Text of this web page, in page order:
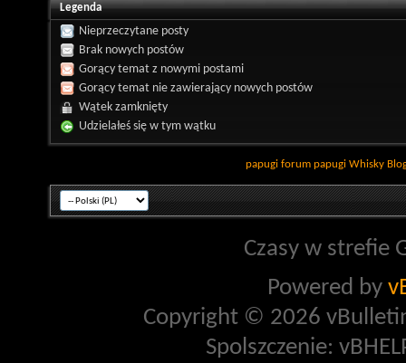
Legenda
Nieprzeczytane posty
Brak nowych postów
Gorący temat z nowymi postami
Gorący temat nie zawierający nowych postów
Wątek zamknięty
Udzielałeś się w tym wątku
papugi forum papugi Whisky
Czasy w strefie
Powered by
Copyright © 2026
Spolszczenie: